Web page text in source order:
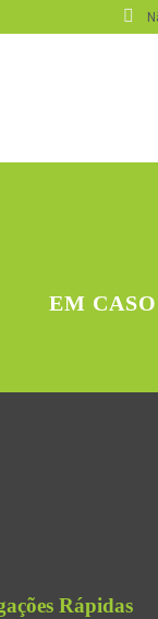
EM
Rápidas